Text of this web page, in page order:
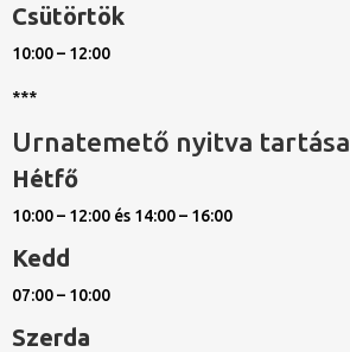
Csütörtök
10:00 – 12:00
***
Urnatemető nyitva tartása
Hétfő
10:00 – 12:00 és 14:00 – 16:00
Kedd
07:00 – 10:00
Szerda